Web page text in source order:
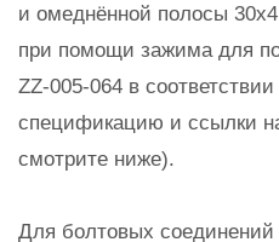
и омеднённой полосы
при помощи зажима для
ZZ-005-064 в
спецификацию и ссылки
смотрите ниже).
Для болтовых соединений